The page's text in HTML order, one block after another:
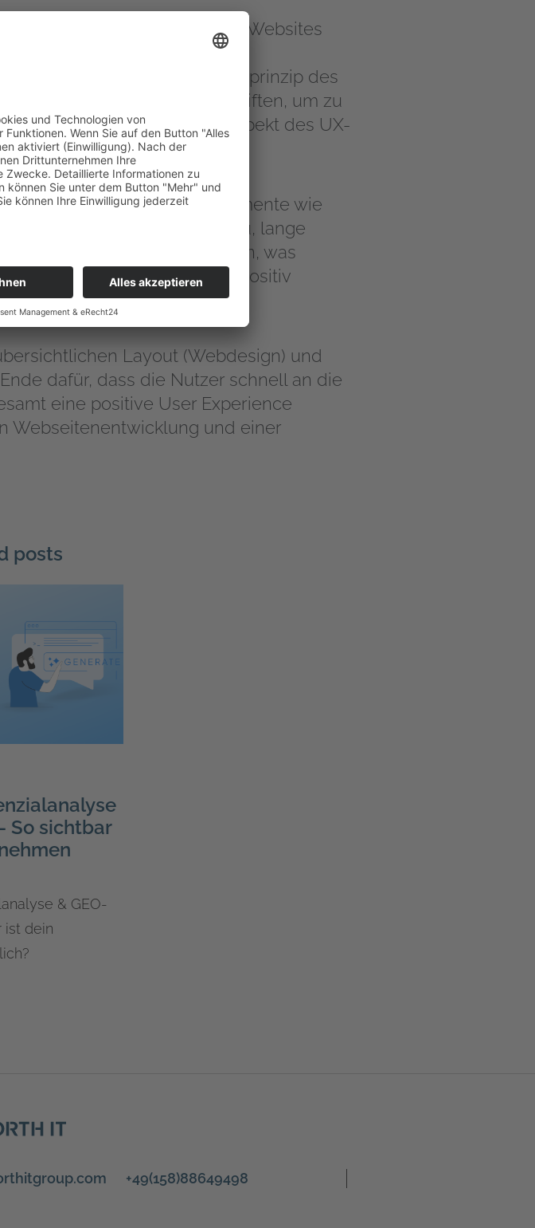
zu ermöglichen, sind Websites
mit Überschriften und
unterteilen - ein Grundprinzip des
als erstes diese Überschriften, um zu
was einen wichtigen Aspekt des UX-
zudem auf visuelle Elemente wie
Designs. Diese dienen dazu, lange
angenehmer zu präsentieren, was
und die User Experience positiv
Layout (Webdesign) und
dafür, dass die Nutzer schnell an die
eine positive User Experience
Webseitenentwicklung und einer
posts
So sichtbar
& GEO-
ist dein
+49(158)88649498